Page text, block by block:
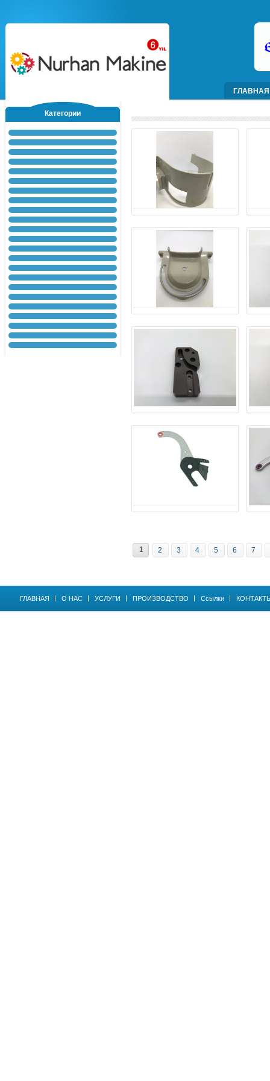
ГЛАВНАЯ
Категории
1 2 3 4 5 6 7
ГЛАВНАЯ О НАС УСЛУГИ ПРОИЗВОДСТВО Ссылки